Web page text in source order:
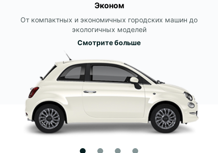
Эконом
От компактных и экономичных городских машин до
экологичных моделей
Смотрите больше